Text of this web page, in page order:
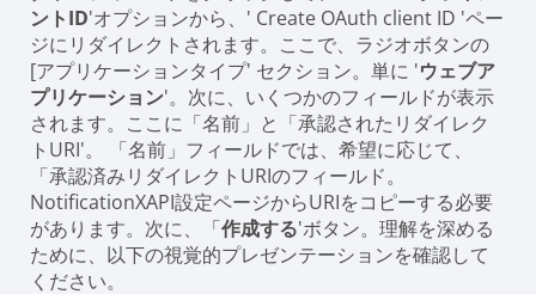
ントID'オプションから、' Create OAuth client ID 'ペー
ジにリダイレクトされます。ここで、ラジオボタンの
[アプリケーションタイプ' セクション。単に 'ウェブア
プリケーション'。次に、いくつかのフィールドが表示
されます。ここに「名前」と「承認されたリダイレク
トURI'。 「名前」フィールドでは、希望に応じて、
「承認済みリダイレクトURIのフィールド。
NotificationXAPI設定ページからURIをコピーする必要
があります。次に、「作成する'ボタン。理解を深める
ために、以下の視覚的プレゼンテーションを確認して
ください。